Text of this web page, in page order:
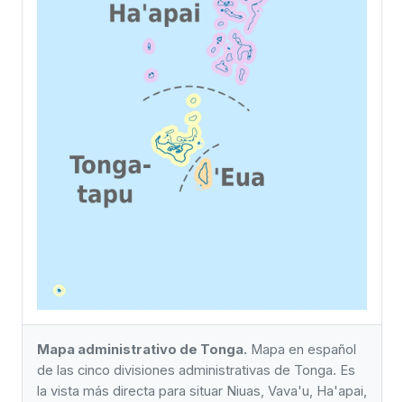
Mapa administrativo de Tonga. Mapa en español
de las cinco divisiones administrativas de Tonga. Es
la vista más directa para situar Niuas, Vava'u, Ha'apai,